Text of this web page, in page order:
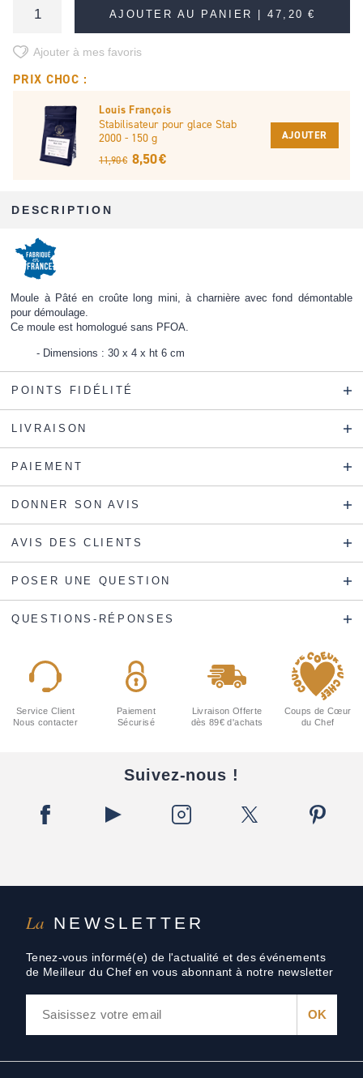
AJOUTER AU PANIER |47,20 €
Ajouter à mes favoris
PRIX CHOC :
Louis François
Stabilisateur pour glace Stab
2000 - 150 g
11,90 € 8,50 €
AJOUTER
DESCRIPTION
Moule à Pâté en croûte long mini, à charnière avec fond démontable
pour démoulage.
Ce moule est homologué sans PFOA.
Dimensions : 30 x 4 x ht 6 cm
POINTS FIDÉLITÉ
LIVRAISON
PAIEMENT
DONNER SON AVIS
AVIS DES CLIENTS
POSER UNE QUESTION
QUESTIONS-RÉPONSES
La NEWSLETTER
Tenez-vous informé(e) de l'actualité et des événements
de Meilleur du Chef en vous abonnant à notre newsletter
Service Client
Nous contacter
Paiement
Sécurisé
Livraison Offerte
dès 89€ d'achats
Coups de Cœur
du Chef
Suivez-nous !